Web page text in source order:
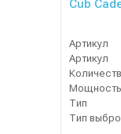
Cub
Артикул
Артикул
Тип
Тип